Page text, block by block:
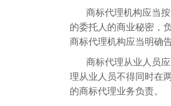
商标代理机构应当
的委托人的商业秘密，
商标代理机构应当明确
商标代理从业人员
理从业人员不得同时在
的商标代理业务负责。